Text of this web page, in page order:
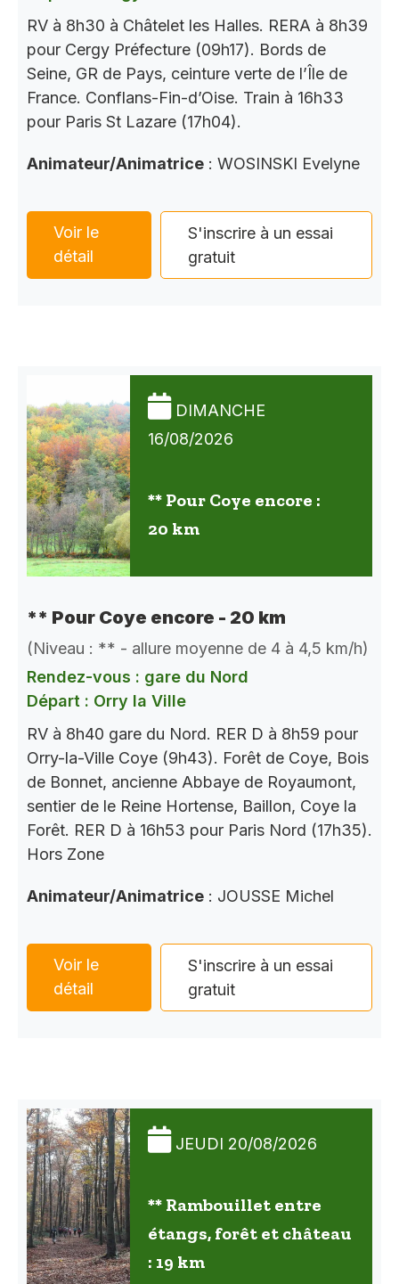
RV à 8h30 à Châtelet les Halles. RERA à 8h39
pour Cergy Préfecture (09h17). Bords de
Seine, GR de Pays, ceinture verte de l’Île de
France. Conflans-Fin-d’Oise. Train à 16h33
pour Paris St Lazare (17h04).
Animateur/Animatrice : WOSINSKI Evelyne
Voir le
détail
S'inscrire à un essai
gratuit
DIMANCHE
16/08/2026
** Pour Coye encore :
20 km
** Pour Coye encore - 20 km
(Niveau : ** - allure moyenne de 4 à 4,5 km/h)
Rendez-vous : gare du Nord
Départ : Orry la Ville
RV à 8h40 gare du Nord. RER D à 8h59 pour
Orry-la-Ville Coye (9h43). Forêt de Coye, Bois
de Bonnet, ancienne Abbaye de Royaumont,
sentier de le Reine Hortense, Baillon, Coye la
Forêt. RER D à 16h53 pour Paris Nord (17h35).
Hors Zone
Animateur/Animatrice : JOUSSE Michel
Voir le
détail
S'inscrire à un essai
gratuit
JEUDI 20/08/2026
** Rambouillet entre
étangs, forêt et château
: 19 km